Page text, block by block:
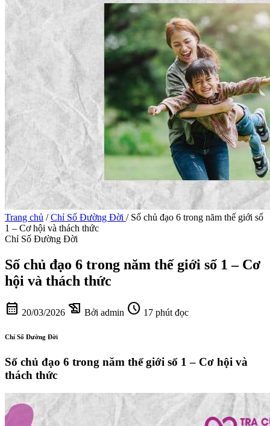
Trang chủ / Chỉ Số Đường Đời / Số chủ đạo 6 trong năm thế giới số
1 – Cơ hội và thách thức
Chỉ Số Đường Đời
Số chủ đạo 6 trong năm thế giới số 1 – Cơ
hội và thách thức
calendar_month 20/03/2026 history_edu Bởi admin schedule 17 phút đọc
Chỉ Số Đường Đời
Số chủ đạo 6 trong năm thế giới số 1 – Cơ hội và
thách thức